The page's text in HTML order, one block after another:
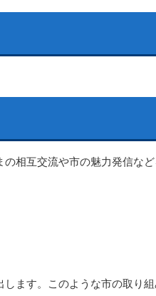
相互交流や市の魅力発信な
ます。このような市の取り